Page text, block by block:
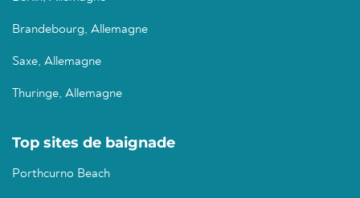
Brandebourg, Allemagne
Saxe, Allemagne
Thuringe, Allemagne
Top sites de baignade
Porthcurno Beach